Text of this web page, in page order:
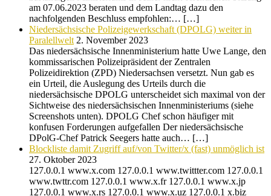
am 07.06.2023 beraten und dem Landtag dazu den
nachfolgenden Beschluss empfohlen:… […]
Niedersächsische Polizeigewerkschaft (DPOLG) weiter in
Paralellwelt 2. November 2023
Das niedersächsische Innenministerium hatte Uwe Lange, den
kommissarischen Polizeipräsident der Zentralen
Polizeidirektion (ZPD) Niedersachsen versetzt. Nun gab es
ein Urteil, die Auslegung des Urteils durch die
niedersächsische DPOLG unterscheidet sich maximal von der
Sichtweise des niedersächsischen Innenministeriums (siehe
Screenshots unten). DPOLG Chef schon häufiger mit
konfusen Forderungen aufgefallen Der niedersächsische
DPolG-Chef Patrick Seegers hatte auch… […]
Blockliste damit Zugriff auf/von Twitter/x (fast) unmöglich ist
27. Oktober 2023
127.0.0.1 www.x.com 127.0.0.1 www.twittter.com 127.0.0.1
www.twttr.com 127.0.0.1 www.x.fr 127.0.0.1 www.x.jp
127.0.0.1 www.x.rs 127.0.0.1 www.x.uz 127.0.0.1 x.biz